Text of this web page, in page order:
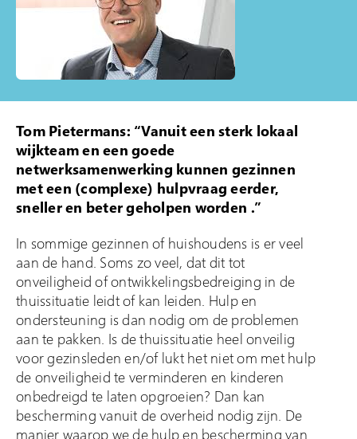
Folders
Contact
Tom Pietermans: “Vanuit een sterk lokaal
wijkteam en een goede
netwerksamenwerking kunnen gezinnen
met een (complexe) hulpvraag eerder,
sneller en beter geholpen worden .”
In sommige gezinnen of huishoudens is er veel
aan de hand. Soms zo veel, dat dit tot
onveiligheid of ontwikkelingsbedreiging in de
thuissituatie leidt of kan leiden. Hulp en
ondersteuning is dan nodig om de problemen
aan te pakken. Is de thuissituatie heel onveilig
voor gezinsleden en/of lukt het niet om met hulp
de onveiligheid te verminderen en kinderen
onbedreigd te laten opgroeien? Dan kan
bescherming vanuit de overheid nodig zijn. De
manier waarop we de hulp en bescherming van